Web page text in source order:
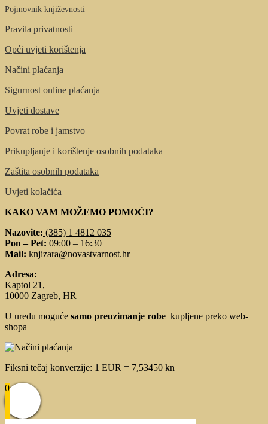
Pojmovnik književnosti
Pravila privatnosti
Opći uvjeti korištenja
Načini plaćanja
Sigurnost online plaćanja
Uvjeti dostave
Povrat robe i jamstvo
Prikupljanje i korištenje osobnih podataka
Zaštita osobnih podataka
Uvjeti kolačića
KAKO VAM MOŽEMO POMOĆI?
Nazovite: (385) 1 4812 035
Pon – Pet: 09:00 – 16:30
Mail: knjizara@novastvarnost.hr
Adresa:
Kaptol 21,
10000 Zagreb, HR
U uredu moguće samo preuzimanje robe kupljene preko web-
shopa
Fiksni tečaj konverzije: 1 EUR = 7,53450 kn
0